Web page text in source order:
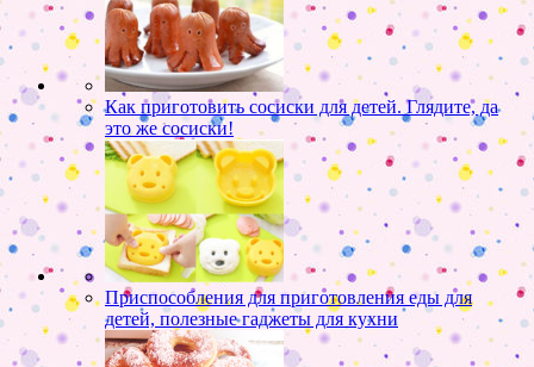
Как приготовить сосиски для детей. Глядите, да
это же сосиски!
Приспособления для приготовления еды для
детей, полезные гаджеты для кухни